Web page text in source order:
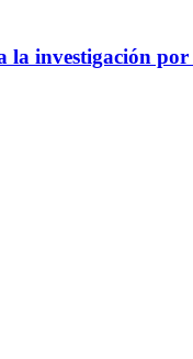
investigación